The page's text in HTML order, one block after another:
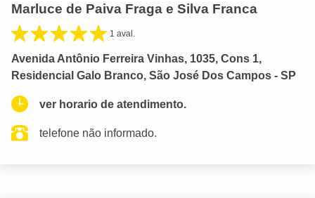
Marluce de Paiva Fraga e Silva Franca
1 aval.
Avenida Antônio Ferreira Vinhas, 1035, Cons 1,
Residencial Galo Branco, São José Dos Campos - SP
ver horario de atendimento.
telefone não informado.